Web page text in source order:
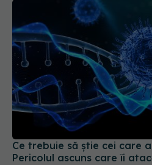
Ce trebuie să știe cei care
Pericolul ascuns care îi